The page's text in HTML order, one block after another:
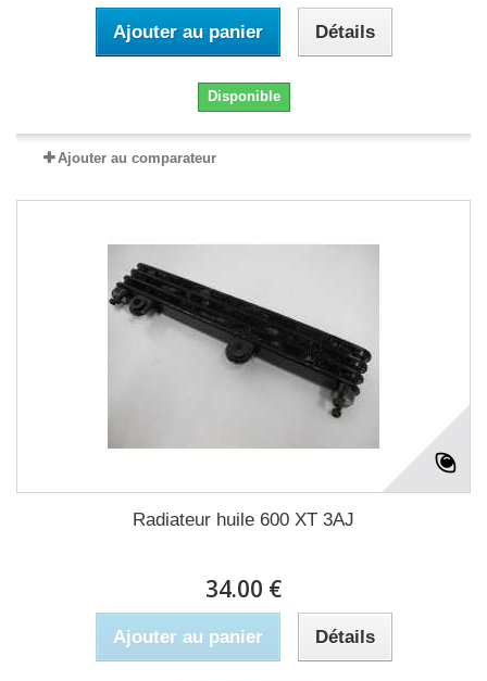
Ajouter au panier Détails
Disponible
Ajouter au comparateur
Radiateur huile 600 XT 3AJ
34.00 €
Ajouter au panier Détails